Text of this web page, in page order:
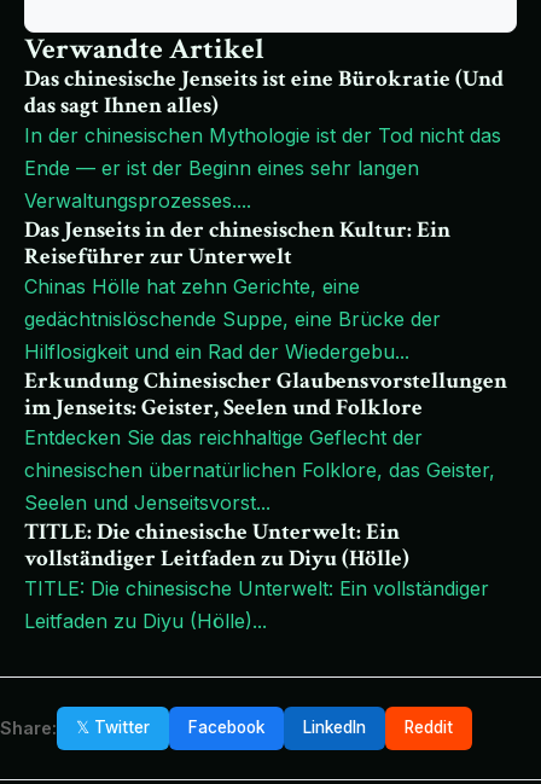
Verwandte Artikel
Das chinesische Jenseits ist eine Bürokratie (Und
das sagt Ihnen alles)
In der chinesischen Mythologie ist der Tod nicht das
Ende — er ist der Beginn eines sehr langen
Verwaltungsprozesses....
Das Jenseits in der chinesischen Kultur: Ein
Reiseführer zur Unterwelt
Chinas Hölle hat zehn Gerichte, eine
gedächtnislöschende Suppe, eine Brücke der
Hilflosigkeit und ein Rad der Wiedergebu...
Erkundung Chinesischer Glaubensvorstellungen
im Jenseits: Geister, Seelen und Folklore
Entdecken Sie das reichhaltige Geflecht der
chinesischen übernatürlichen Folklore, das Geister,
Seelen und Jenseitsvorst...
TITLE: Die chinesische Unterwelt: Ein
vollständiger Leitfaden zu Diyu (Hölle)
TITLE: Die chinesische Unterwelt: Ein vollständiger
Leitfaden zu Diyu (Hölle)...
Share: 𝕏 Twitter Facebook LinkedIn Reddit